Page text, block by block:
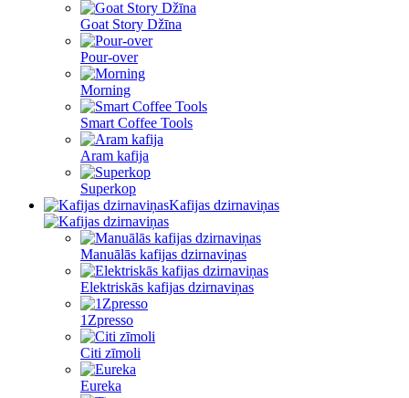
Goat Story Džīna
Pour-over
Morning
Smart Coffee Tools
Aram kafija
Superkop
Kafijas dzirnaviņas
Manuālās kafijas dzirnaviņas
Elektriskās kafijas dzirnaviņas
1Zpresso
Citi zīmoli
Eureka